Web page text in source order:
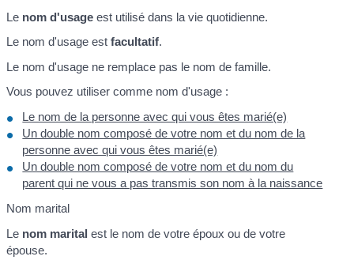
Le nom d'usage est utilisé dans la vie quotidienne.
Le nom d'usage estfacultatif.
Le nom d'usage ne remplace pas le nom de famille.
Vous pouvez utiliser comme nom d'usage :
Le nom de la personne avec qui vous êtes marié(e)
Un double nom composé de votre nom et du nom de la
personne avec qui vous êtes marié(e)
Un double nom composé de votre nom et du nom du
parent qui ne vous a pas transmis son nom à la naissance
Nom marital
Le nom marital est le nom de votre époux ou de votre
épouse.